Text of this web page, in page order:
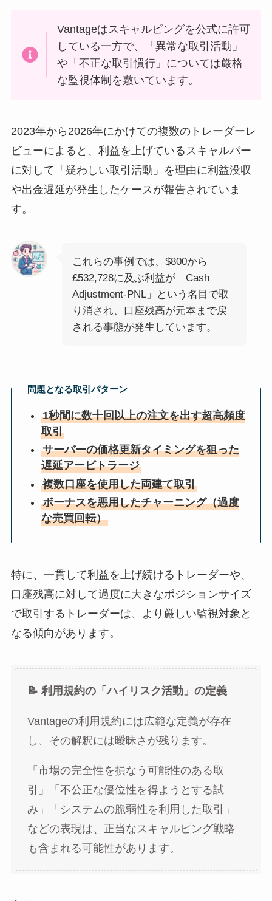
Vantageはスキャルピングを公式に許可
している一方で、「異常な取引活動」
や「不正な取引慣行」については厳格
な監視体制を敷いています。
2023年から2026年にかけての複数のトレーダーレ
ビューによると、利益を上げているスキャルパー
に対して「疑わしい取引活動」を理由に利益没収
や出金遅延が発生したケースが報告されていま
す。
これらの事例では、$800から
£532,728に及ぶ利益が「Cash
Adjustment-PNL」という名目で取
り消され、口座残高が元本まで戻
される事態が発生しています。
問題となる取引パターン
1秒間に数十回以上の注文を出す超高頻度
取引
サーバーの価格更新タイミングを狙った
遅延アービトラージ
複数口座を使用した両建て取引
ボーナスを悪用したチャーニング（過度
な売買回転）
特に、一貫して利益を上げ続けるトレーダーや、
口座残高に対して過度に大きなポジションサイズ
で取引するトレーダーは、より厳しい監視対象と
なる傾向があります。
📝 利用規約の「ハイリスク活動」の定義
Vantageの利用規約には広範な定義が存在
し、その解釈には曖昧さが残ります。
「市場の完全性を損なう可能性のある取
引」「不公正な優位性を得ようとする試
み」「システムの脆弱性を利用した取引」
などの表現は、正当なスキャルピング戦略
も含まれる可能性があります。